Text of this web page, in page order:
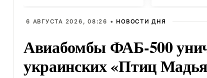
6 АВГУСТА 2026, 08:26 • НОВОСТИ ДНЯ
Авиабомбы ФАБ-500
украинских «Птиц